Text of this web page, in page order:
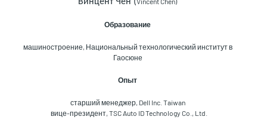
Винцент Чен (
Образование
машиностроение, Национальный технологический институт в
Гаосюне
Опыт
старший менеджер, Dell Inc. Taiwan
вице-президент, TSC Auto ID Technology Co., Ltd.